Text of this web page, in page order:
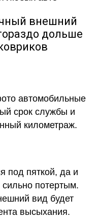
внешний
дольше
автомобильные
срок службы и
километраж.
под пяткой, да и
потертым.
вид будет
высыхания.